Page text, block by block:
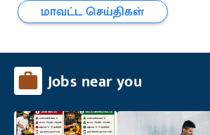
மாவட்ட செய்திகள்
Jobs near you